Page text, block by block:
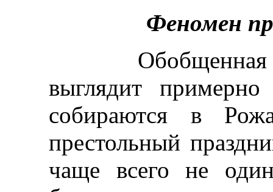
Феномен
Обобщенная
выглядит
собираются в
престольный
чаще всего не